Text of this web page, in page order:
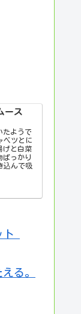
ース
たようで
ベツとに
げと白菜
ばっかり
込んで吸
ト
る。